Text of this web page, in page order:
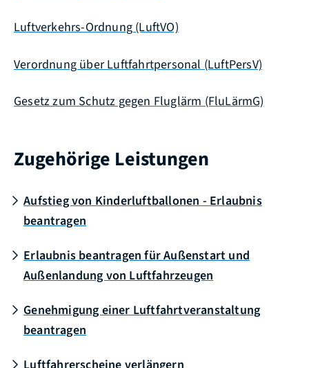
Luftverkehrs-Ordnung (LuftVO)
Verordnung über Luftfahrtpersonal (LuftPersV)
Gesetz zum Schutz gegen Fluglärm (FluLärmG)
Zugehörige Leistungen
Aufstieg von Kinderluftballonen - Erlaubnis
beantragen
Erlaubnis beantragen für Außenstart und
Außenlandung von Luftfahrzeugen
Genehmigung einer Luftfahrtveranstaltung
beantragen